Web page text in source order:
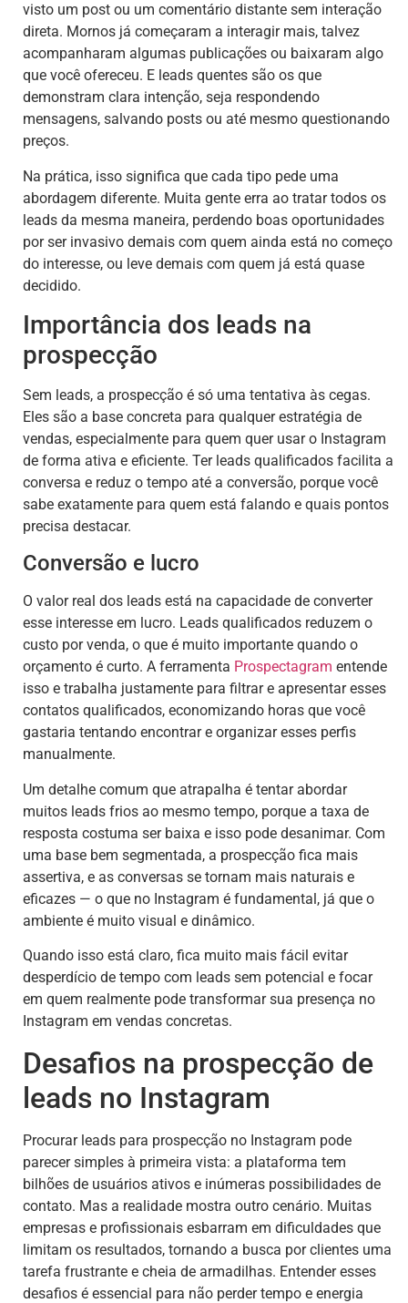
visto um post ou um comentário distante sem interação
direta. Mornos já começaram a interagir mais, talvez
acompanharam algumas publicações ou baixaram algo
que você ofereceu. E leads quentes são os que
demonstram clara intenção, seja respondendo
mensagens, salvando posts ou até mesmo questionando
preços.
Na prática, isso significa que cada tipo pede uma
abordagem diferente. Muita gente erra ao tratar todos os
leads da mesma maneira, perdendo boas oportunidades
por ser invasivo demais com quem ainda está no começo
do interesse, ou leve demais com quem já está quase
decidido.
Importância dos leads na
prospecção
Sem leads, a prospecção é só uma tentativa às cegas.
Eles são a base concreta para qualquer estratégia de
vendas, especialmente para quem quer usar o Instagram
de forma ativa e eficiente. Ter leads qualificados facilita a
conversa e reduz o tempo até a conversão, porque você
sabe exatamente para quem está falando e quais pontos
precisa destacar.
Conversão e lucro
O valor real dos leads está na capacidade de converter
esse interesse em lucro. Leads qualificados reduzem o
custo por venda, o que é muito importante quando o
orçamento é curto. A ferramenta Prospectagram entende
isso e trabalha justamente para filtrar e apresentar esses
contatos qualificados, economizando horas que você
gastaria tentando encontrar e organizar esses perfis
manualmente.
Um detalhe comum que atrapalha é tentar abordar
muitos leads frios ao mesmo tempo, porque a taxa de
resposta costuma ser baixa e isso pode desanimar. Com
uma base bem segmentada, a prospecção fica mais
assertiva, e as conversas se tornam mais naturais e
eficazes — o que no Instagram é fundamental, já que o
ambiente é muito visual e dinâmico.
Quando isso está claro, fica muito mais fácil evitar
desperdício de tempo com leads sem potencial e focar
em quem realmente pode transformar sua presença no
Instagram em vendas concretas.
Desafios na prospecção de
leads no Instagram
Procurar leads para prospecção no Instagram pode
parecer simples à primeira vista: a plataforma tem
bilhões de usuários ativos e inúmeras possibilidades de
contato. Mas a realidade mostra outro cenário. Muitas
empresas e profissionais esbarram em dificuldades que
limitam os resultados, tornando a busca por clientes uma
tarefa frustrante e cheia de armadilhas. Entender esses
desafios é essencial para não perder tempo e energia